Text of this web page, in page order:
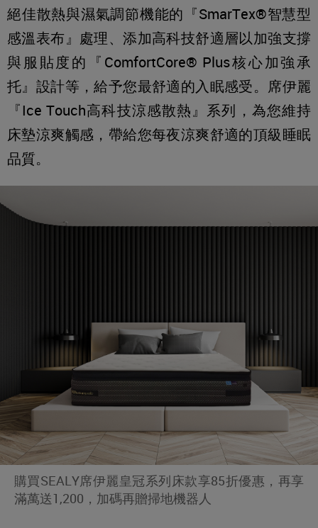
絕佳散熱與濕氣調節機能的『SmarTex®智慧型
感溫表布』處理、添加高科技舒適層以加強支撐
與服貼度的『ComfortCore® Plus核心加強承
托』設計等，給予您最舒適的入眠感受。席伊麗
『Ice Touch高科技涼感散熱』系列，為您維持
床墊涼爽觸感，帶給您每夜涼爽舒適的頂級睡眠
品質。
購買SEALY席伊麗皇冠系列床款享85折優惠，再享
滿萬送1,200，加碼再贈掃地機器人